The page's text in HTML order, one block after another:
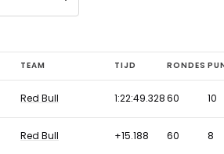
TEAM TIJD RONDES
Red Bull 1:22:49.32860 10
Red Bull +15.188 60 8